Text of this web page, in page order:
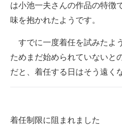
建設×テクノロジーの最前線
は小池一夫さんの作品の特徴
味を抱かれたようです。
すでに一度着任を試みたよ
ためまだ始められていないと
だと、着任する日はそう遠く
着任制限に阻まれました